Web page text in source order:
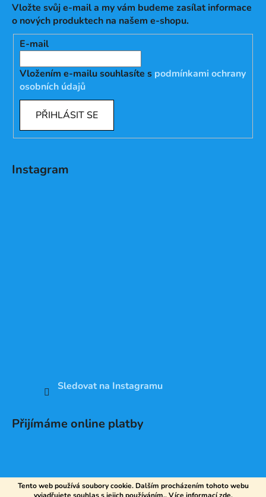
Tento web používá soubory cookie. Dalším procházením tohoto webu
Vložte svůj e-mail a my vám budeme zasílat informace
o nových produktech na našem e-shopu.
E-mail
Vložením e-mailu souhlasíte s podmínkami ochrany
osobních údajů
PŘIHLÁSIT SE
Instagram
Sledovat na Instagramu
Přijímáme online platby